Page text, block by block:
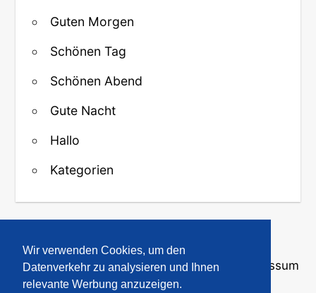
Wir verwenden Cookies, um den
Datenverkehr zu analysieren und Ihnen
relevante Werbung anzuzeigen.
Guten Morgen
Schönen Tag
Schönen Abend
Gute Nacht
Hallo
Kategorien
↑ Zurück zum Anfang
Über uns·Kontakt·Datenschutz Impressum